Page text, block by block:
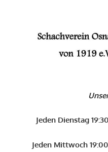
Jeden Dienstag
Jeden Mittwoch